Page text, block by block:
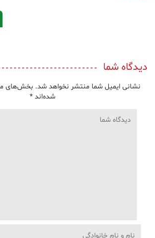
دیدگاه شما
نشانی ایمیل شما منتشر نخواهد شد. بخش‌های
شده‌اند*